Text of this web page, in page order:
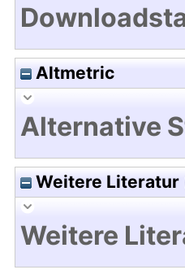
Altmetric
Alternative
Weitere Literatur
Weitere